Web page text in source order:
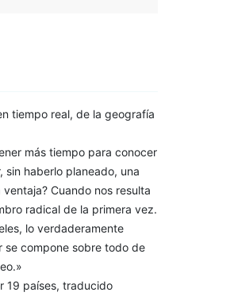
tiempo real, de la geografía
más tiempo para conocer
sin haberlo planeado, una
Cuando nos resulta
radical de la primera vez.
lo verdaderamente
compone sobre todo de
19 países, traducido